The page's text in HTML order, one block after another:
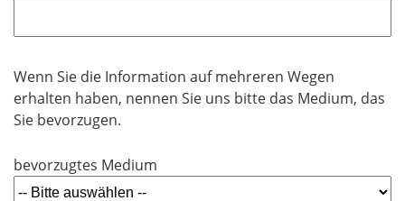
Wenn Sie die Information auf mehreren Wegen
erhalten haben, nennen Sie uns bitte das Medium, das
Sie bevorzugen.
bevorzugtes Medium